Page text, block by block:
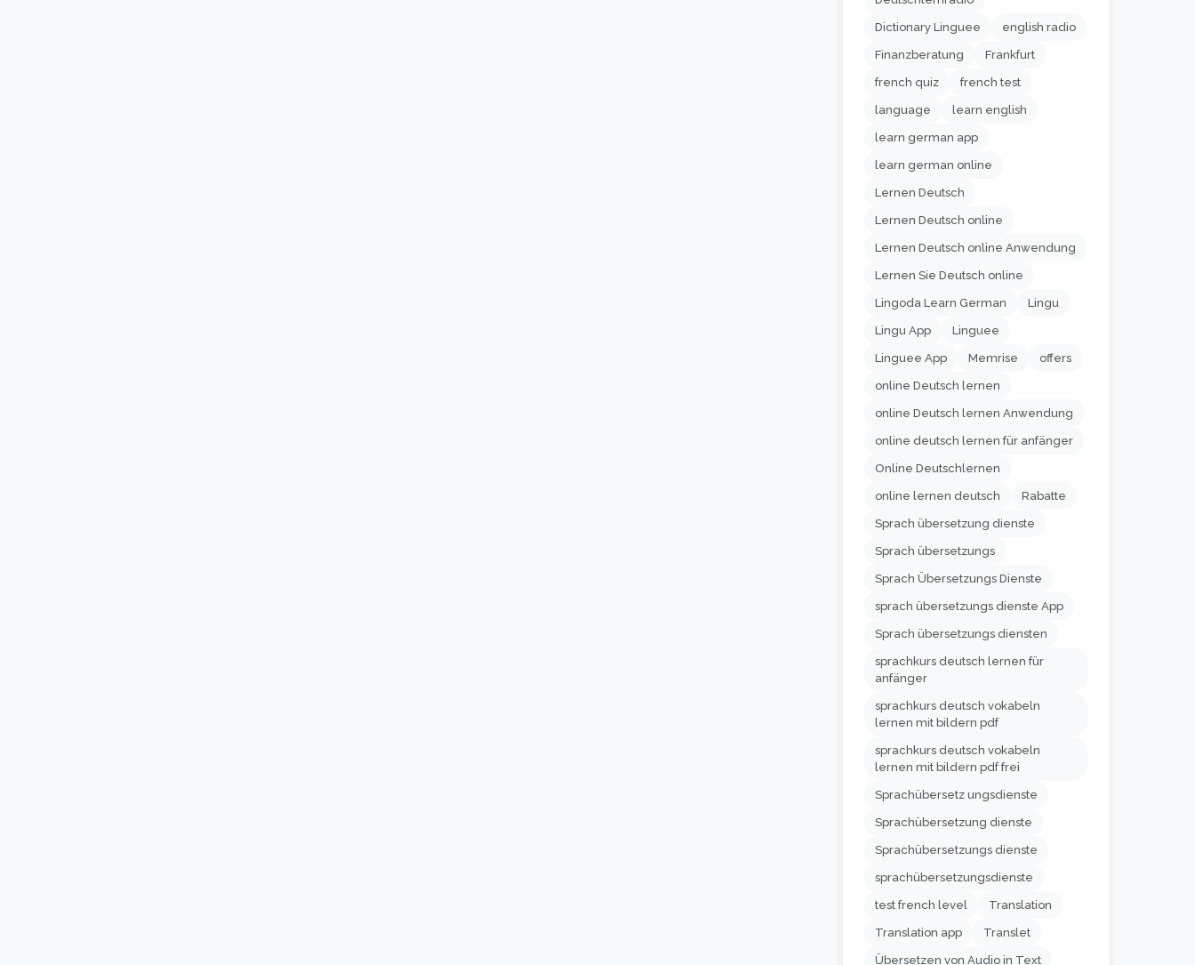
Dictionary Linguee english radio
Finanzberatung Frankfurt
french quiz french test
language learn english
learn german app
learn german online
Lernen Deutsch
Lernen Deutsch online
Lernen Deutsch online Anwendung
Lernen Sie Deutsch online
Lingoda Learn German Lingu
Lingu App Linguee
Linguee App Memrise offers
online Deutsch lernen
online Deutsch lernen Anwendung
online deutsch lernen für anfänger
Online Deutschlernen
online lernen deutsch Rabatte
Sprach übersetzung dienste
Sprach übersetzungs
Sprach Übersetzungs Dienste
sprach übersetzungs dienste App
Sprach übersetzungs diensten
sprachkurs deutsch lernen für
anfänger
sprachkurs deutsch vokabeln
lernen mit bildern pdf
sprachkurs deutsch vokabeln
lernen mit bildern pdf frei
Sprachübersetz ungsdienste
Sprachübersetzung dienste
Sprachübersetzungs dienste
sprachübersetzungsdienste
test french level Translation
Translation app Translet
Übersetzen von Audio in Text